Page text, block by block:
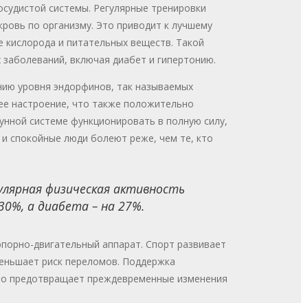
системы. Регулярные тренировки
по организму. Это приводит к лучшему
и питательных веществ. Такой
включая диабет и гипертонию.
уровня эндорфинов, так называемых
настроение, что также положительно
системе функционировать в полную силу,
спокойные люди болеют реже, чем те, кто
физическая активность
а диабета – на 27%.
двигательный аппарат. Спорт развивает
риск переломов. Поддержка
предотвращает преждевременные изменения